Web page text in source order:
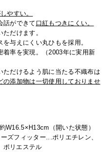
やすい。
話ができて 口紅もつきにくい。
ただけます 。
与えにくい丸ひもを採用。
着率を実現。 （ 2003年に実用新
ただけるよう肌に当たる不織布は
の添加物は一切使用しておりませ
W16.5×H13cm（開いた状態）
ズフィッター...ポリエチレン、
ポリエステル